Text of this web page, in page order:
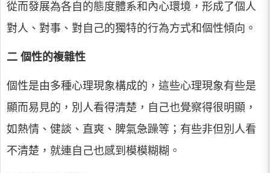
從而發展為各自的態度體系和內心環境，形成了個人
對人、對事、對自己的獨特的行為方式和個性傾向。
二 個性的複雜性
個性是由多種心理現象構成的，這些心理現象有些是
顯而易見的，別人看得清楚，自己也覺察得很明顯，
如熱情、健談、直爽、脾氣急躁等；有些非但別人看
不清楚，就連自己也感到模模糊糊。